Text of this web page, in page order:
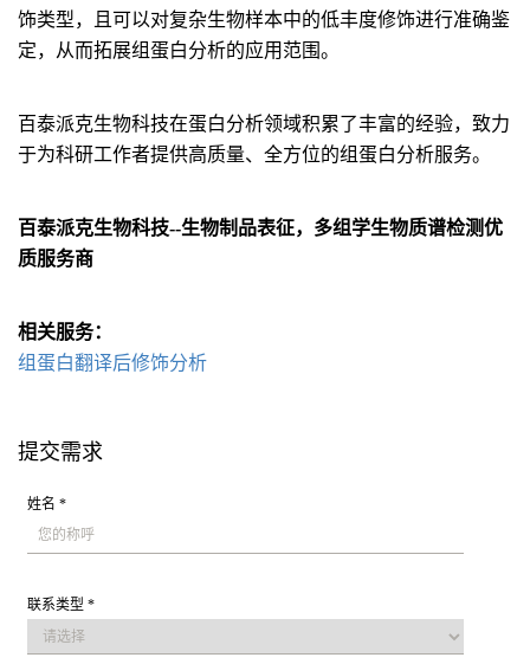
饰类型，且可以对复杂生物样本中的低丰度修饰进行准确鉴
定，从而拓展组蛋白分析的应用范围。
百泰派克生物科技在蛋白分析领域积累了丰富的经验，致力
于为科研工作者提供高质量、全方位的组蛋白分析服务。
百泰派克生物科技--生物制品表征，多组学生物质谱检测优
质服务商
相关服务：
组蛋白翻译后修饰分析
提交需求
姓名 *
联系类型 *